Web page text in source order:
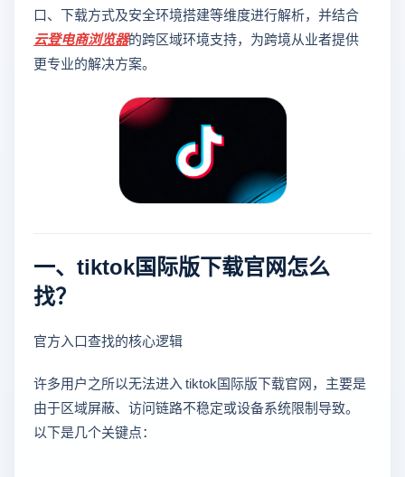
口、下载方式及安全环境搭建等维度进行解析，并结合
云登电商浏览器的跨区域环境支持，为跨境从业者提供
更专业的解决方案。
一、tiktok国际版下载官网怎么
找？
官方入口查找的核心逻辑
许多用户之所以无法进入 tiktok国际版下载官网，主要是
由于区域屏蔽、访问链路不稳定或设备系统限制导致。
以下是几个关键点：